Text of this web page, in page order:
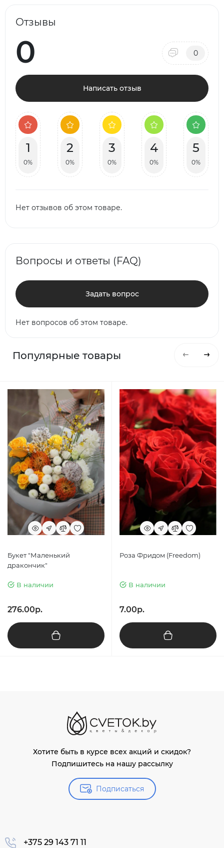
Отзывы
0 0
Написать отзыв
1
0%
2
0%
3
0%
4
0%
5
0%
Нет отзывов об этом товаре.
Вопросы и ответы (FAQ)
Задать вопрос
Нет вопросов об этом товаре.
Популярные товары
Букет "Маленький
дракончик"
В наличии
276.00р.
Роза Фридом (Freedom)
В наличии
7.00р.
Хотите быть в курсе всех акций и скидок?
Подпишитесь на нашу рассылку
Подписаться
+375 29 143 71 11